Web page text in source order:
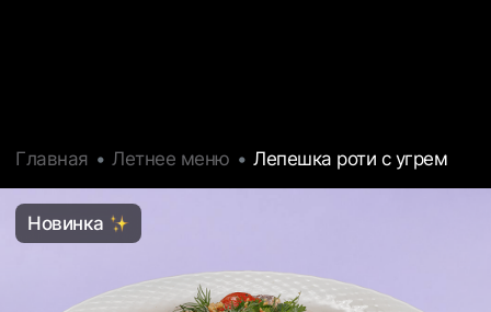
Главная Летнее меню Лепешка роти с угрем
Новинка